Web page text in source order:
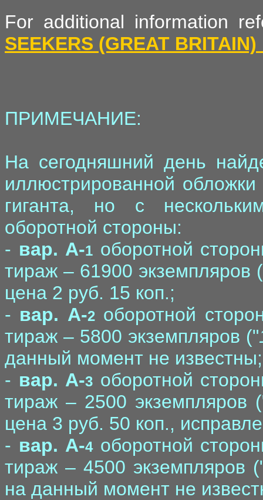
For additional information
SEEKERS (GREAT BRITAIN)
ПРИМЕЧАНИЕ:
На сегодняшний день
иллюстрированной
гиганта, но с
оборотной стороны:
- вар. A-1 оборотной
тираж – 61900 экземпляров
цена 2 руб. 15 коп.;
- вар. A-2оборотной
тираж – 5800 экземпляров ("
данный момент не известны;
- вар. A-3 оборотной
тираж – 2500 экземпляров
цена 3 руб. 50 коп.,
- вар. A-4оборотной
тираж – 4500 экземпляров
на данный момент не